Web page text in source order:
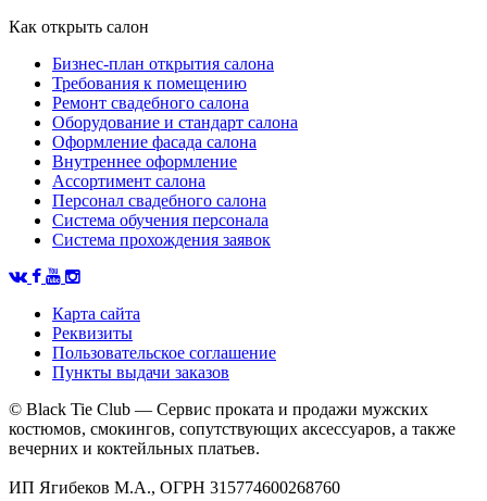
Как открыть салон
Бизнес-план открытия салона
Требования к помещению
Ремонт свадебного салона
Оборудование и стандарт салона
Оформление фасада салона
Внутреннее оформление
Ассортимент салона
Персонал свадебного салона
Система обучения персонала
Система прохождения заявок
Карта сайта
Реквизиты
Пользовательское соглашение
Пункты выдачи заказов
© Black Tie Club — Сервис проката и продажи мужских
костюмов, смокингов, сопутствующих аксессуаров, а также
вечерних и коктейльных платьев.
ИП Ягибеков М.А., ОГРН 315774600268760